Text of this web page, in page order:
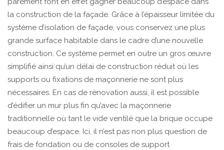
la construction de la façade. Grâce à l’épaisseur limitée du
système d’isolation de façade, vous conservez une plus
grande surface habitable dans le cadre d’une nouvelle
construction. Ce système permet en outre un gros œuvre
simplifié ainsi qu’un délai de construction réduit où les
supports ou fixations de maçonnerie ne sont plus
nécessaires. En cas de rénovation aussi, il est possible
d’édifier un mur plus fin qu’avec la maçonnerie
traditionnelle où tant le vide ventilé que la brique occupe
beaucoup d’espace. Ici, il n’est pas non plus question de
frais de fondation ou de consoles de support